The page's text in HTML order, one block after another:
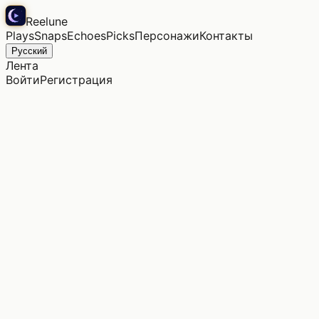
Reelune
PlaysSnapsEchoesPicksПерсонажиКонтакты
Русский
Лента
ВойтиРегистрация